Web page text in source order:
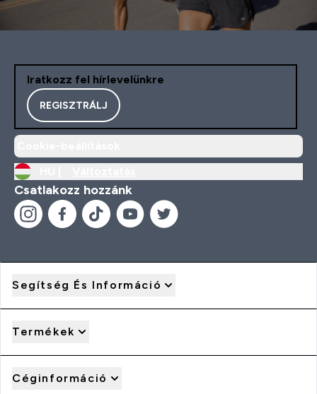
Iratkozz fel hírlevelünkre
REGISZTRÁLJ
Csatlakozz hozzánk
Segítség És Információ
Termékek
Céginformáció